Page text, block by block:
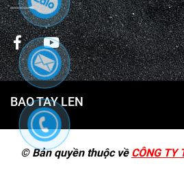
BAO TAY LEN
© Bản quyền thuộc về CÔNG TY